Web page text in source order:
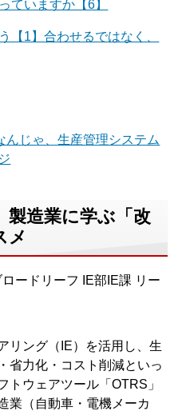
ていますか【6】
【1】合わせるではなく、
じゃ、生産管理システム
製造業に学ぶ「改
メ
ードリーフ IE部IE課 リー
リング（IE）を活用し、生
省力化・コスト削減といっ
トウェアツール「OTRS」
業（自動車・電機メーカ